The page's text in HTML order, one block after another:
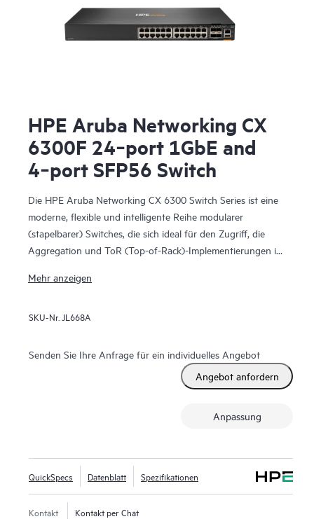
HPE Aruba Networking CX
6300F 24‑port 1GbE and
4‑port SFP56 Switch
Die HPE Aruba Networking CX 6300 Switch Series ist eine
moderne, flexible und intelligente Reihe modularer
(stapelbarer) Switches, die sich ideal für den Zugriff, die
Aggregation und ToR (Top-of-Rack)-Implementierungen in
6300F) und modulare (CX 6300M) Switches mit
Mehr anzeigen
SKU-Nr. JL668A
Senden Sie Ihre Anfrage für ein individuelles Angebot
Angebot anfordern
Anpassung
QuickSpecs Datenblatt Spezifikationen
Kontakt Kontakt per Chat